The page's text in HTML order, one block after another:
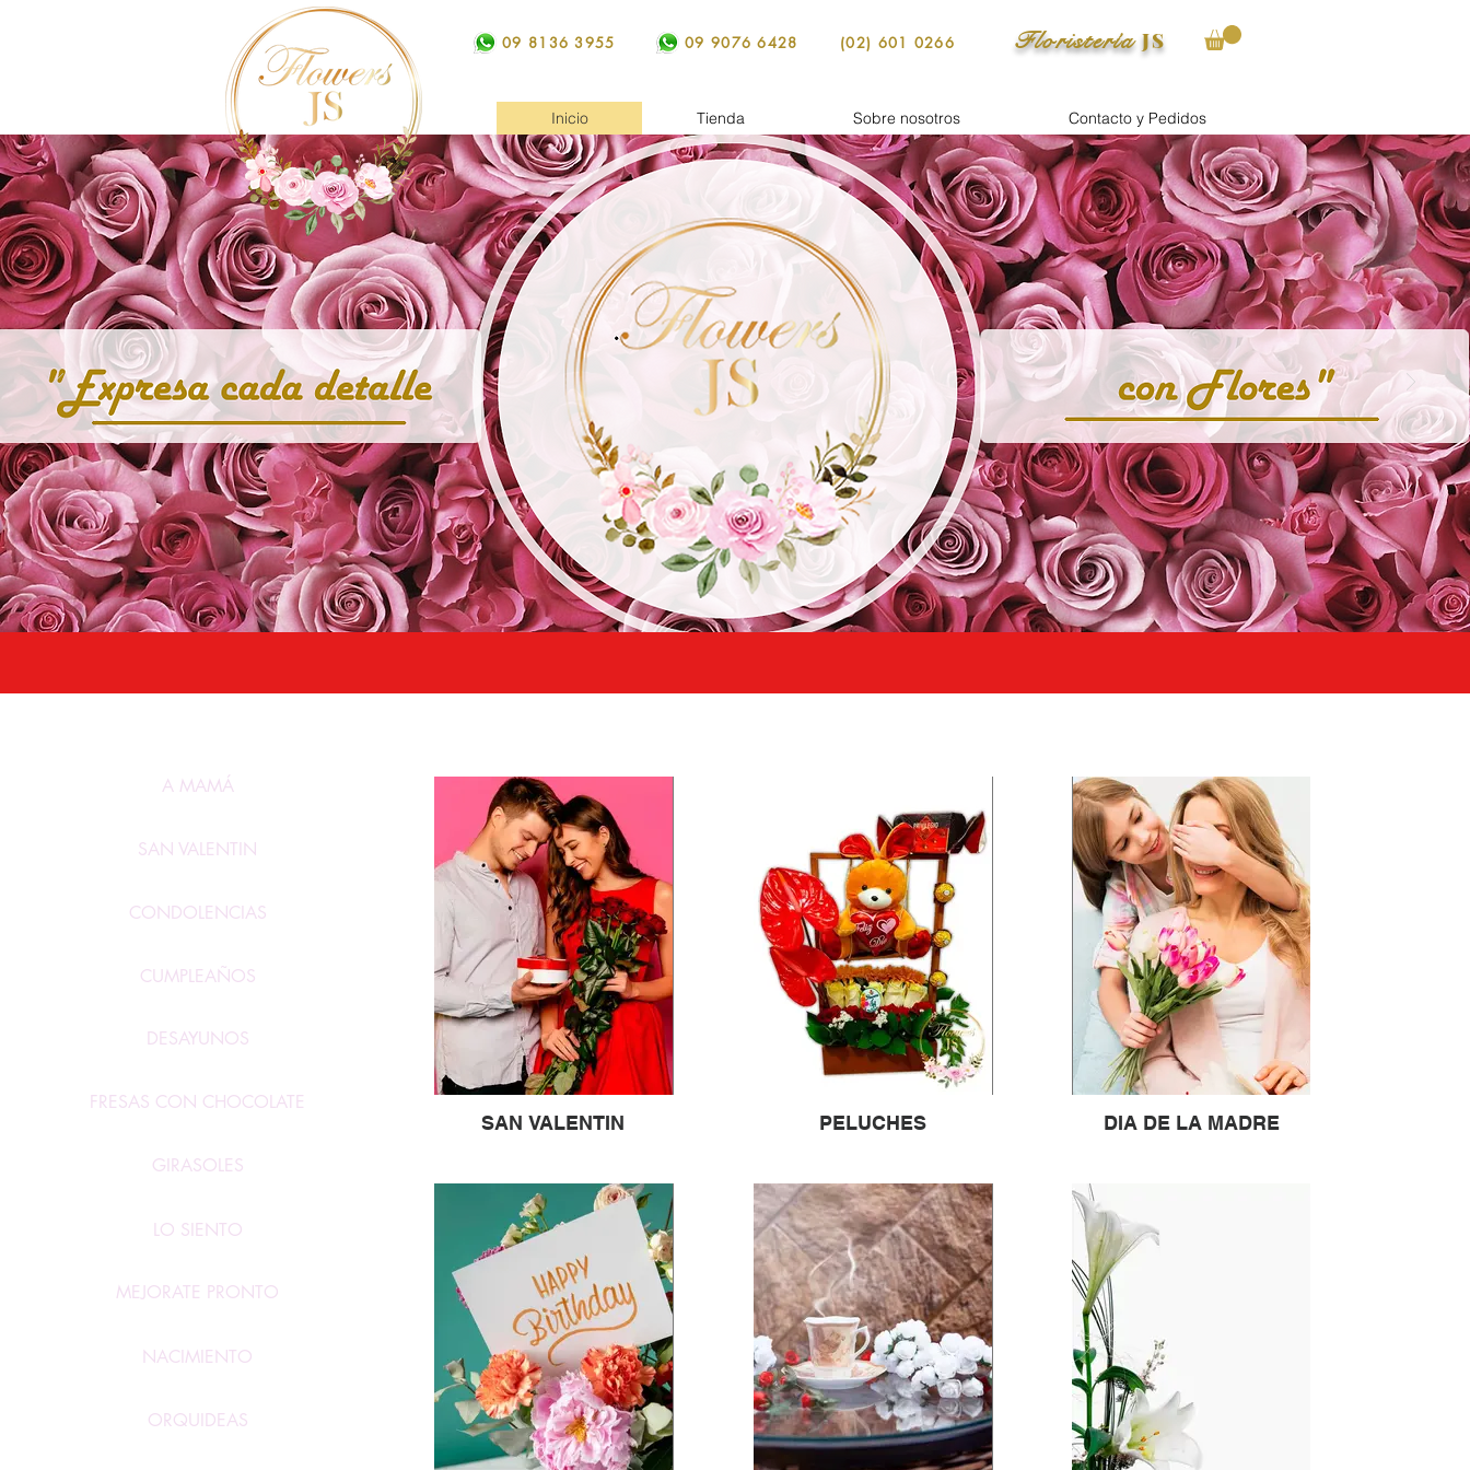
09 8136 3955 09 9076 6428 (02) 601 0266 Floristería JS
Inicio Tienda Sobre nosotros Contacto y Pedidos
A MAMÁ
SAN VALENTIN
CONDOLENCIAS
CUMPLEAÑOS
DESAYUNOS
FRESAS CON CHOCOLATE
GIRASOLES
LO SIENTO
MEJORATE PRONTO
NACIMIENTO
ORQUIDEAS
SAN VALENTIN PELUCHES DIA DE LA MADRE